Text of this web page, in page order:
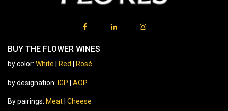
BUY THE FLOWER WINES
by color: White Red Rosé
by designation: IGP AOP
By pairings: Meat Cheese